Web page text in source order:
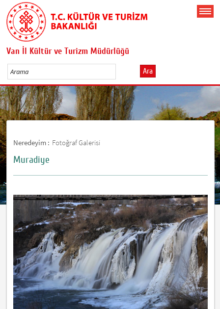
Van İl Kültür ve Turizm Müdürlüğü
Ara
Neredeyim : Fotoğraf Galerisi
Muradiye